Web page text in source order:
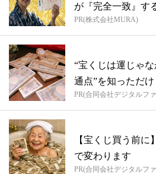
が『完全一致』す
PR(株式会社MURA)
“宝くじは運じゃ
通点”を知っただけ
PR(合同会社デジタルフ
【宝くじ買う前
で変わります
PR(合同会社デジタルフ